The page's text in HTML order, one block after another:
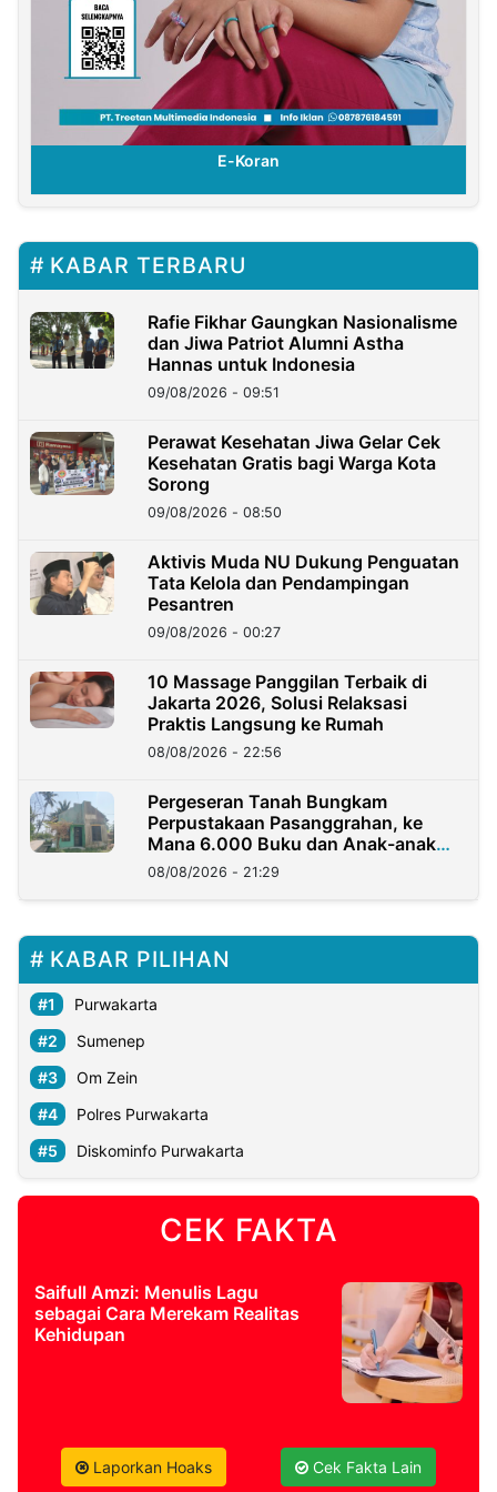
E-Koran
KABAR TERBARU
Rafie Fikhar Gaungkan Nasionalisme
dan Jiwa Patriot Alumni Astha
Hannas untuk Indonesia
09/08/2026 - 09:51
Perawat Kesehatan Jiwa Gelar Cek
Kesehatan Gratis bagi Warga Kota
Sorong
09/08/2026 - 08:50
Aktivis Muda NU Dukung Penguatan
Tata Kelola dan Pendampingan
Pesantren
09/08/2026 - 00:27
10 Massage Panggilan Terbaik di
Jakarta 2026, Solusi Relaksasi
Praktis Langsung ke Rumah
08/08/2026 - 22:56
Pergeseran Tanah Bungkam
Perpustakaan Pasanggrahan, ke
Mana 6.000 Buku dan Anak-anak
Kini?
08/08/2026 - 21:29
KABAR PILIHAN
Purwakarta
Sumenep
Om Zein
Polres Purwakarta
Diskominfo Purwakarta
CEK FAKTA
Saifull Amzi: Menulis Lagu
sebagai Cara Merekam Realitas
Kehidupan
Laporkan Hoaks Cek Fakta Lain